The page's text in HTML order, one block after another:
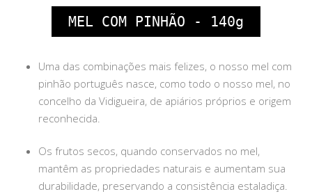
MEL COM PINHÃO - 140g
Uma das combinações mais felizes, o nosso mel com
pinhão português nasce, como todo o nosso mel, no
concelho da Vidigueira, de apiários próprios e origem
reconhecida.
Os frutos secos, quando conservados no mel,
mantêm as propriedades naturais e aumentam sua
durabilidade, preservando a consistência estaladiça.